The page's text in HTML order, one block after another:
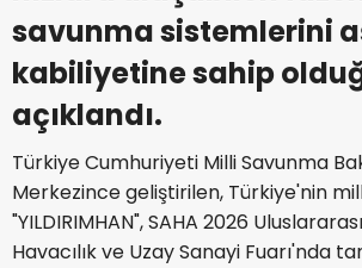
savunma sistemlerini
kabiliyetine sahip
açıklandı.
Türkiye Cumhuriyeti Milli Savunma
Merkezince geliştirilen, Türkiye'nin
"YILDIRIMHAN", SAHA 2026
Havacılık ve Uzay Sanayi Fuarı'nda